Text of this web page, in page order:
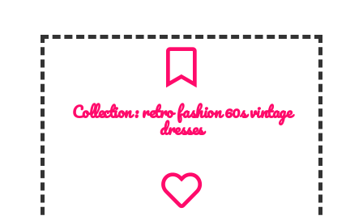
Collection :retro fashion 60s vintage
dresses